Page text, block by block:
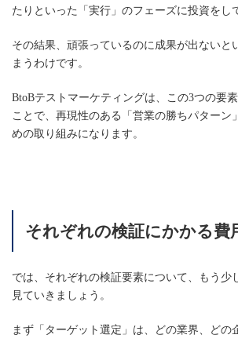
たりといった「実行」のフェーズに投資をし
その結果、頑張っているのに成果が出ないと
まうわけです。
BtoBテストマーケティングは、この3つの要
ことで、再現性のある「営業の勝ちパターン
めの取り組みになります。
それぞれの検証にかかる費
では、それぞれの検証要素について、もう少
見ていきましょう。
まず「ターゲット選定」は、どの業界、どの